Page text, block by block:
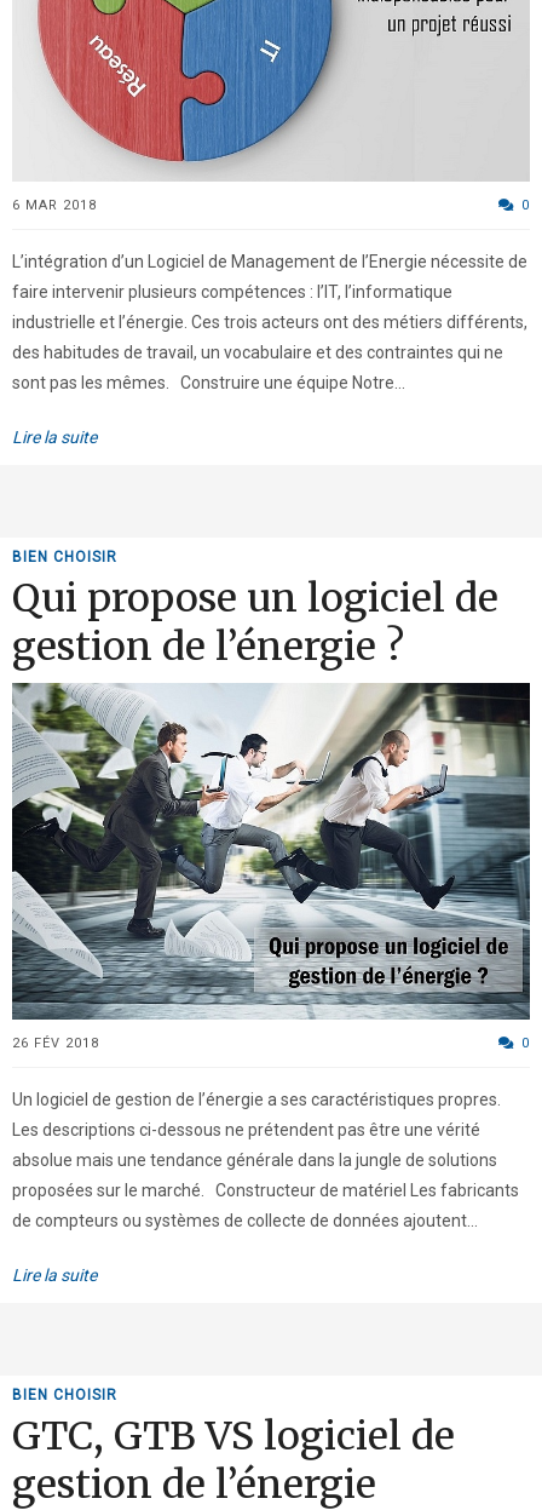
6 MAR 2018 0
L’intégration d’un Logiciel de Management de l’Energie nécessite de
faire intervenir plusieurs compétences : l’IT, l’informatique
industrielle et l’énergie. Ces trois acteurs ont des métiers différents,
des habitudes de travail, un vocabulaire et des contraintes qui ne
sont pas les mêmes. Construire une équipe Notre...
Lire la suite
BIEN CHOISIR
Qui propose un logiciel de
gestion de l’énergie ?
26 FÉV 2018 0
Un logiciel de gestion de l’énergie a ses caractéristiques propres.
Les descriptions ci-dessous ne prétendent pas être une vérité
absolue mais une tendance générale dans la jungle de solutions
proposées sur le marché. Constructeur de matériel Les fabricants
de compteurs ou systèmes de collecte de données ajoutent...
Lire la suite
BIEN CHOISIR
GTC, GTB VS logiciel de
gestion de l’énergie